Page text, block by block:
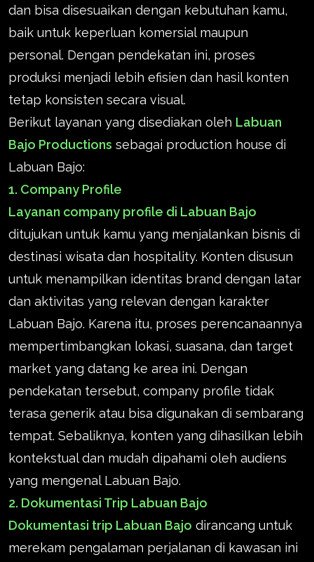
dan bisa disesuaikan dengan kebutuhan kamu,
baik untuk keperluan komersial maupun
personal. Dengan pendekatan ini, proses
produksi menjadi lebih efisien dan hasil konten
tetap konsisten secara visual.
Berikut layanan yang disediakan oleh Labuan
Bajo Productions sebagai production house di
Labuan Bajo:
1. Company Profile
Layanan company profile di Labuan Bajo
ditujukan untuk kamu yang menjalankan bisnis di
destinasi wisata dan hospitality. Konten disusun
untuk menampilkan identitas brand dengan latar
dan aktivitas yang relevan dengan karakter
Labuan Bajo. Karena itu, proses perencanaannya
mempertimbangkan lokasi, suasana, dan target
market yang datang ke area ini. Dengan
pendekatan tersebut, company profile tidak
terasa generik atau bisa digunakan di sembarang
tempat. Sebaliknya, konten yang dihasilkan lebih
kontekstual dan mudah dipahami oleh audiens
yang mengenal Labuan Bajo.
2. Dokumentasi Trip Labuan Bajo
Dokumentasi trip Labuan Bajo dirancang untuk
merekam pengalaman perjalanan di kawasan ini